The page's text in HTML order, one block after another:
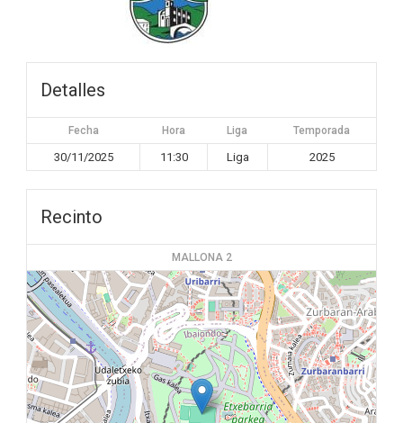
Detalles
Fecha Hora Liga Temporada
30/11/2025 11:30 Liga 2025
Recinto
MALLONA 2